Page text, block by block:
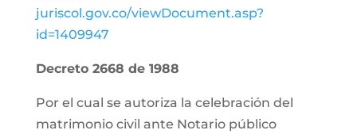
juriscol.gov.co/viewDocument.asp?
id=1409947
Decreto 2668 de 1988
Por el cual se autoriza la celebración del
matrimonio civil ante Notario público